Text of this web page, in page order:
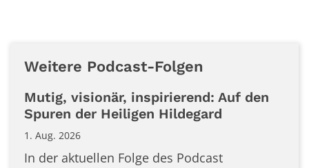
Weitere Podcast-Folgen
Mutig, visionär, inspirierend: Auf den
Spuren der Heiligen Hildegard
1. Aug. 2026
In der aktuellen Folge des Podcast